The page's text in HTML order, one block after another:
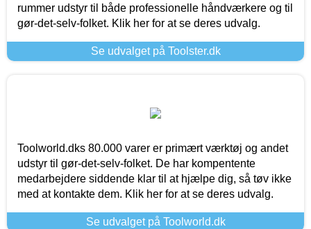
rummer udstyr til både professionelle håndværkere og til
gør-det-selv-folket. Klik her for at se deres udvalg.
Se udvalget på Toolster.dk
Toolworld.dks 80.000 varer er primært værktøj og andet
udstyr til gør-det-selv-folket. De har kompentente
medarbejdere siddende klar til at hjælpe dig, så tøv ikke
med at kontakte dem. Klik her for at se deres udvalg.
Se udvalget på Toolworld.dk